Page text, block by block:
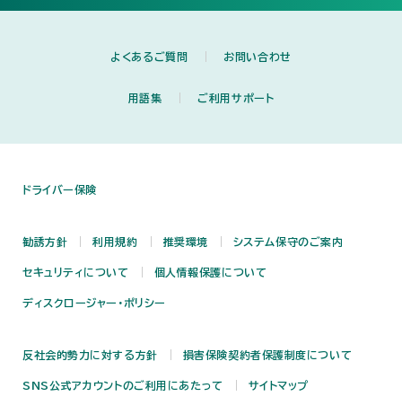
よくあるご質問 お問い合わせ
用語集 ご利用サポート
ドライバー保険
勧誘方針 利用規約 推奨環境 システム保守のご案内
セキュリティについて 個人情報保護について
ディスクロージャー・ポリシー
反社会的勢力に対する方針 損害保険契約者保護制度について
SNS公式アカウントのご利用にあたって サイトマップ